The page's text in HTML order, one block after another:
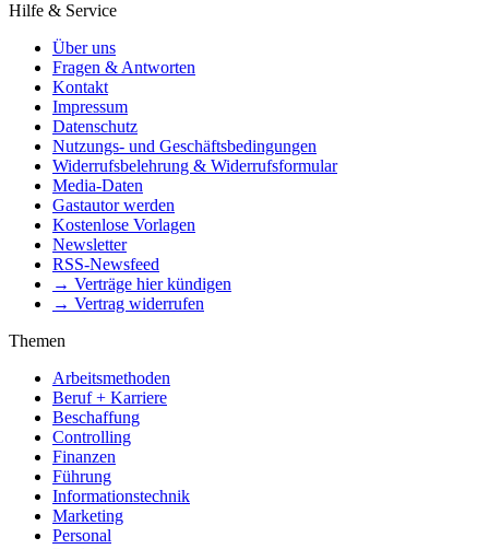
Hilfe & Service
Über uns
Fragen & Antworten
Kontakt
Impressum
Datenschutz
Nutzungs- und Geschäftsbedingungen
Widerrufsbelehrung & Widerrufsformular
Media-Daten
Gastautor werden
Kostenlose Vorlagen
Newsletter
RSS-Newsfeed
→ Verträge hier kündigen
→ Vertrag widerrufen
Themen
Arbeitsmethoden
Beruf + Karriere
Beschaffung
Controlling
Finanzen
Führung
Informationstechnik
Marketing
Personal